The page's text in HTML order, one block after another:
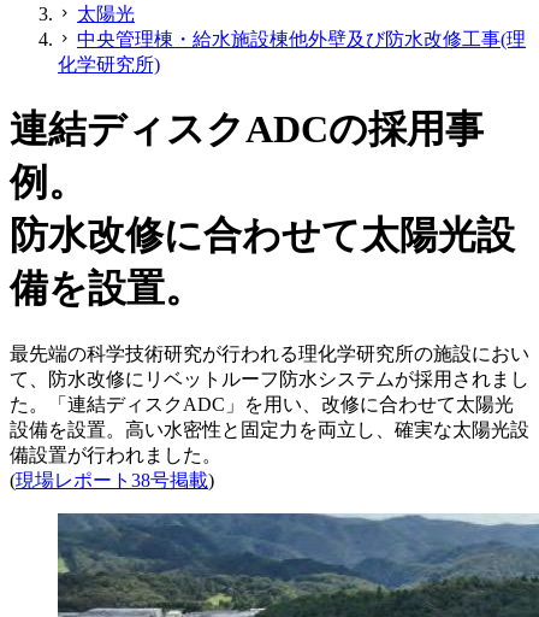
chevron_right 太陽光
chevron_right 中央管理棟・給水施設棟他外壁及び防水改修工事(理
化学研究所)
連結ディスクADCの採用事
例。
防水改修に合わせて太陽光設
備を設置。
最先端の科学技術研究が行われる理化学研究所の施設におい
て、防水改修にリベットルーフ防水システムが採用されまし
た。「連結ディスクADC」を用い、改修に合わせて太陽光
設備を設置。高い水密性と固定力を両立し、確実な太陽光設
備設置が行われました。
(現場レポート38号掲載)